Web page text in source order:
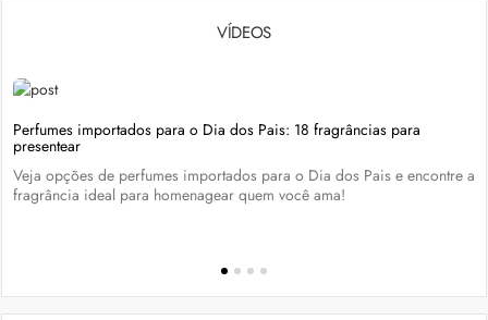
VÍDEOS
Perfumes importados para o Dia dos Pais: 18 fragrâncias para
presentear
Veja opções de perfumes importados para o Dia dos Pais e encontre a
fragrância ideal para homenagear quem você ama!